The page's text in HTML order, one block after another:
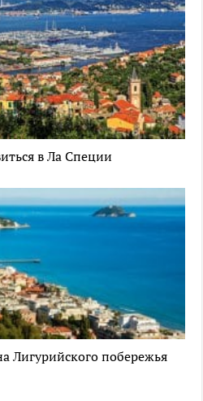
в Ла Специи
Лигурийского побережья